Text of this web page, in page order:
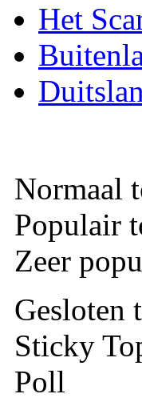
Het
Normaal
Populair
Zeer
Gesloten
Sticky
Poll